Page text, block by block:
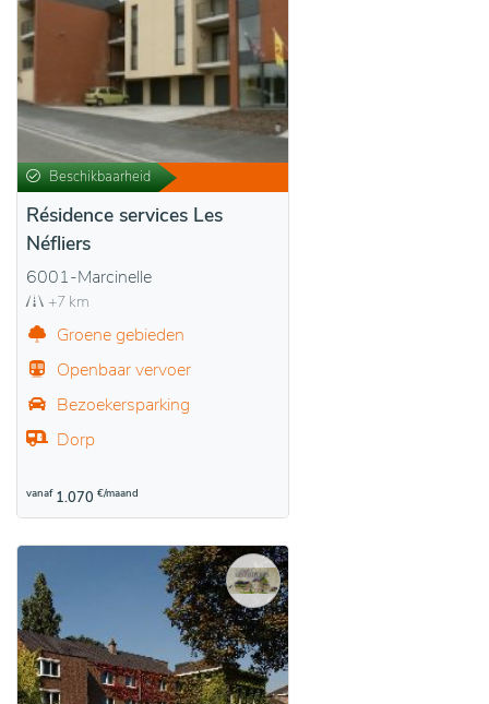
Beschikbaarheid
Résidence services Les
Néfliers
6001-Marcinelle
+7 km
Groene gebieden
Openbaar vervoer
Bezoekersparking
Dorp
vanaf 1.070 €/maand